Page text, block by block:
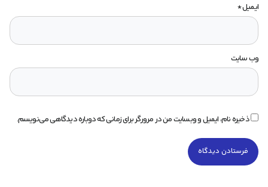
ایمیل*
وب‌ سایت
ذخیره نام، ایمیل و وبسایت من در مرورگر برای زمانی که دوباره دیدگاهی می‌نویسم.